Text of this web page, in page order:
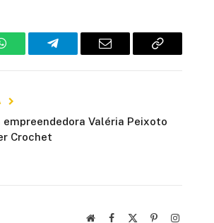
WhatsAppTelegram E-
Copiar
Valéria Peixoto
Crochet
Site Facebook PinterestInstagram